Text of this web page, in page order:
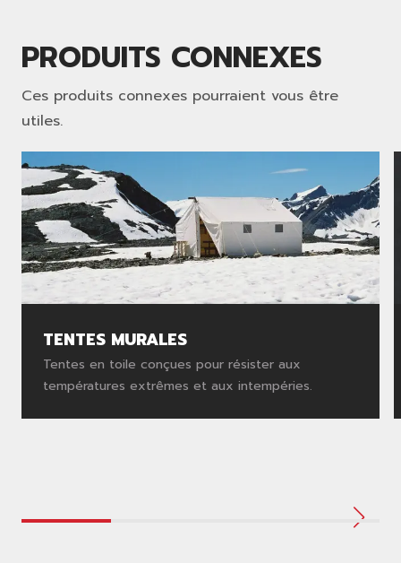
PRODUITS CONNEXES
Ces produits connexes pourraient vous être
utiles.
TENTES MURALES
Tentes en toile conçues pour résister aux
températures extrêmes et aux intempéries.